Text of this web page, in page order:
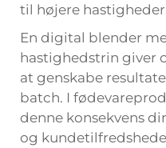
til højere
En digital blender
hastighedstrin giver
at genskabe
batch. I
denne konsekvens
og